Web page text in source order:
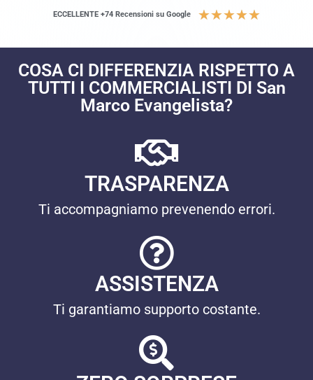
ECCELLENTE +74 Recensioni su Google ★★★★★
COSA CI DIFFERENZIA RISPETTO A
TUTTI I COMMERCIALISTI DI San
Marco Evangelista?
TRASPARENZA
Ti accompagniamo prevenendo errori.
ASSISTENZA
Ti garantiamo supporto costante.